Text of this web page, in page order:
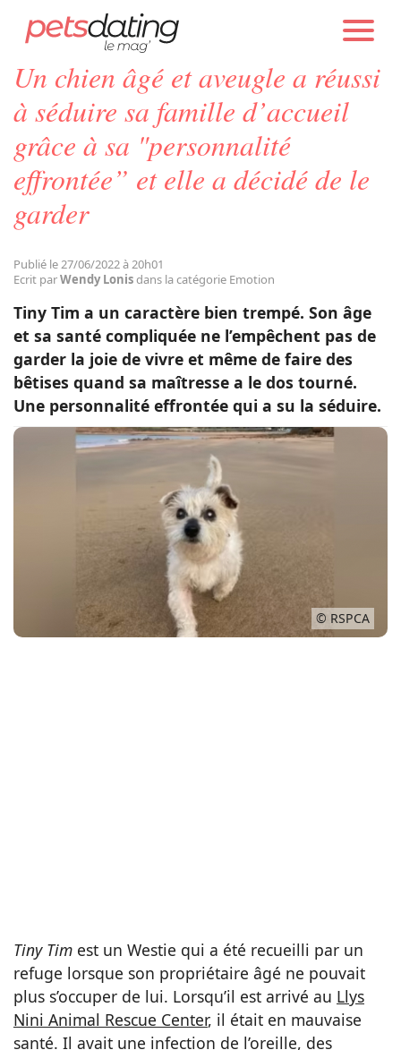
Chien
Chat
Tops
Sauvetages
Conso
PETS DATING ACTUALITÉS EMOTION
Un chien âgé et aveugle a réussi
à séduire sa famille d’accueil
grâce à sa "personnalité
effrontée” et elle a décidé de le
garder
Publié le 27/06/2022 à 20h01
Ecrit parWendy Lonisdans la catégorie Emotion
Tiny Tim a un caractère bien trempé. Son âge
et sa santé compliquée ne l’empêchent pas de
garder la joie de vivre et même de faire des
bêtises quand sa maîtresse a le dos tourné.
Une personnalité effrontée qui a su la séduire.
© RSPCA
Tiny Tim est un Westie qui a été recueilli par un
refuge lorsque son propriétaire âgé ne pouvait
plus s’occuper de lui. Lorsqu’il est arrivé au Llys
Nini Animal Rescue Center, il était en mauvaise
santé. Il avait une infection de l’oreille, des